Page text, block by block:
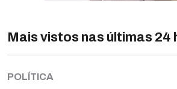
Mais vistos nas últimas 24
POLÍTICA